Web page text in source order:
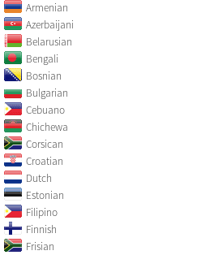
Armenian
Azerbaijani
Belarusian
Bengali
Bosnian
Bulgarian
Cebuano
Chichewa
Corsican
Croatian
Dutch
Estonian
Filipino
Finnish
Frisian